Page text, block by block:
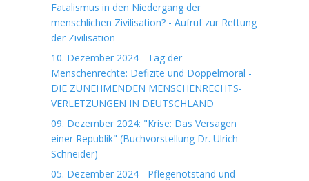
Fatalismus in den Niedergang der
menschlichen Zivilisation? - Aufruf zur Rettung
der Zivilisation
10. Dezember 2024 - Tag der
Menschenrechte: Defizite und Doppelmoral -
DIE ZUNEHMENDEN MENSCHENRECHTS-
VERLETZUNGEN IN DEUTSCHLAND
09. Dezember 2024: "Krise: Das Versagen
einer Republik" (Buchvorstellung Dr. Ulrich
Schneider)
05. Dezember 2024 - Pflegenotstand und